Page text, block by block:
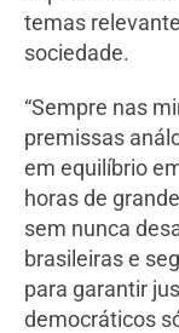
temas
sociedade.
“Sempre nas
premissas
em equilíbrio
horas de
sem nunca
brasileiras e
para garantir
democráticos